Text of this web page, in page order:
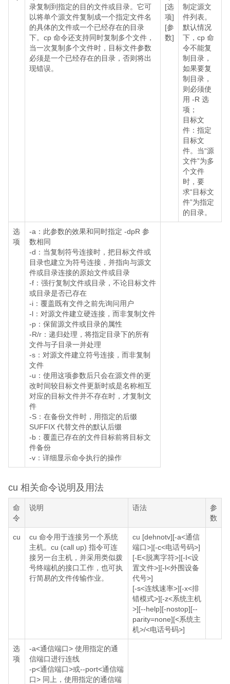
录复制到指定的目的文件或目录。它可
以将单个源文件复制成一个指定文件名
的具体的文件或一个已经存在的目录
下。cp 命令还支持同时复制多个文件，
当一次复制多个文件时，目标文件参数
必须是一个已经存在的目录，否则将出
现错误。
[选
项]
[参
数]
制定源文
件列表。
默认情况
下，cp 命
令不能复
制目录，
如果要复
制目录，
则必须使
用 -R 选
项；
目标文
件：指定
目标文
件。当“源
文件”为多
个文件
时，要
求“目标文
件”为指定
的目录。
选
项
-a：此参数的效果和同时指定 -dpR 参
数相同
-d：当复制符号连接时，把目标文件或
目录也建立为符号连接，并指向与源文
件或目录连接的原始文件或目录
-f：强行复制文件或目录，不论目标文件
或目录是否已存在
-i：覆盖既有文件之前先询问用户
-l：对源文件建立硬连接，而非复制文件
-p：保留源文件或目录的属性
-R/r：递归处理，将指定目录下的所有
文件与子目录一并处理
-s：对源文件建立符号连接，而非复制
文件
-u：使用这项参数后只会在源文件的更
改时间较目标文件更新时或是名称相互
对应的目标文件并不存在时，才复制文
件
-S：在备份文件时，用指定的后缀
SUFFIX 代替文件的默认后缀
-b：覆盖已存在的文件目标前将目标文
件备份
-v：详细显示命令执行的操作
cu 相关命令说明及用法
命
令
说明 语法
参
数
cu
cu 命令用于连接另一个系统
主机。cu (call up) 指令可连
接另一台主机，并采用类似拨
号终端机的接口工作，也可执
行简易的文件传输作业。
cu [dehnotv][-a<通信
端口>][-c<电话号码>]
[-E<脱离字符>][-I<设
置文件>][-l<外围设备
代号>]
[-s<连线速率>][-x<排
错模式>][-z<系统主机
>][--help][-nostop][--
parity=none][<系统主
机>/<电话号码>]
选
项
-a<通信端口> 使用指定的通
信端口进行连线
-p<通信端口>或--port<通信端
口> 同上，使用指定的通信端